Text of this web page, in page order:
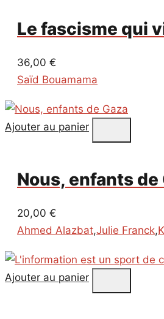
Le fascisme qui
36,00 €
Saïd Bouamama
Ajouter au panier
Nous, enfants de
20,00 €
Ahmed Alazbat,Julie Franck,
Ajouter au panier